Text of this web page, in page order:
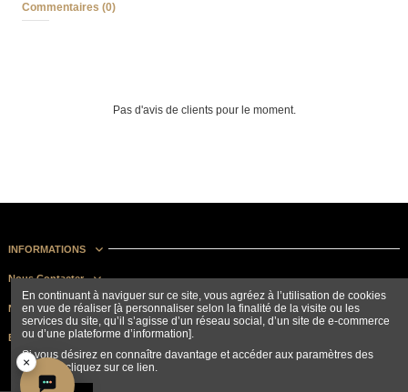
Commentaires (0)
Pas d'avis de clients pour le moment.
INFORMATIONS
Nous Contacter
Nous suivre
Bulletin d'information
×
En continuant à naviguer sur ce site, vous agréez à l’utilisation de cookies
en vue de réaliser [à personnaliser selon la finalité de la visite ou les
services du site, qu’il s’agisse d’un réseau social, d’un site de e-commerce
ou d’une plateforme d’information].
Si vous désirez en connaître davantage et accéder aux paramètres des
cookies, cliquez sur ce lien.